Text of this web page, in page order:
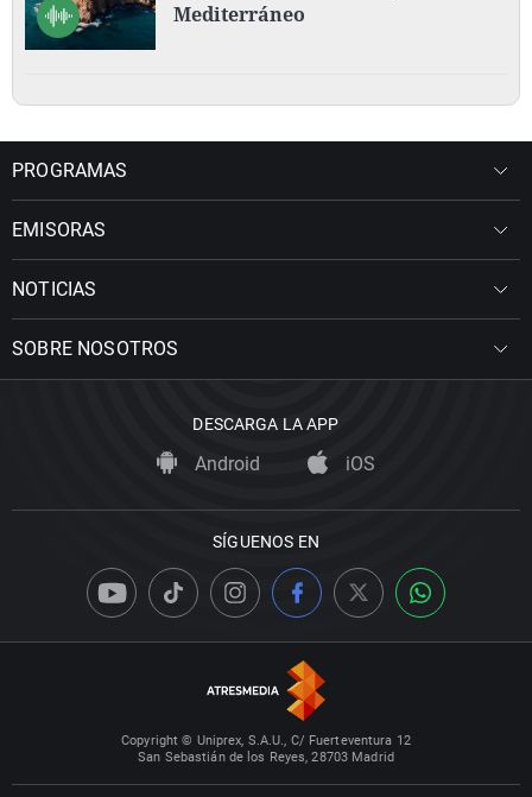
Mediterráneo
PROGRAMAS
EMISORAS
NOTICIAS
SOBRE NOSOTROS
DESCARGA LA APP
Android iOS
SÍGUENOS EN
Copyright © Uniprex, S.A.U., C/ Fuerteventura 12
San Sebastián de los Reyes, 28703 Madrid